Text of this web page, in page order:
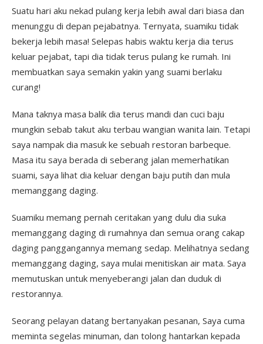
Suatu hari aku nekad pulang kerja lebih awal dari biasa dan
menunggu di depan pejabatnya. Ternyata, suamiku tidak
bekerja lebih masa! Selepas habis waktu kerja dia terus
keluar pejabat, tapi dia tidak terus pulang ke rumah. Ini
membuatkan saya semakin yakin yang suami berlaku
curang!
Mana taknya masa balik dia terus mandi dan cuci baju
mungkin sebab takut aku terbau wangian wanita lain. Tetapi
saya nampak dia masuk ke sebuah restoran barbeque.
Masa itu saya berada di seberang jalan memerhatikan
suami, saya lihat dia keluar dengan baju putih dan mula
memanggang daging.
Suamiku memang pernah ceritakan yang dulu dia suka
memanggang daging di rumahnya dan semua orang cakap
daging panggangannya memang sedap. Melihatnya sedang
memanggang daging, saya mulai menitiskan air mata. Saya
memutuskan untuk menyeberangi jalan dan duduk di
restorannya.
Seorang pelayan datang bertanyakan pesanan, Saya cuma
meminta segelas minuman, dan tolong hantarkan kepada